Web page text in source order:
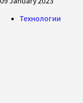
Технологии